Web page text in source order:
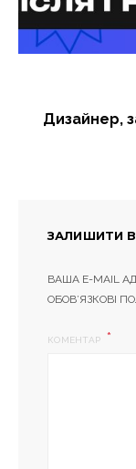
Дизайнер,
ЗАЛИШИТИ
ВАША E-MAIL
ОБОВ’ЯЗКОВІ
КОМЕНТАР